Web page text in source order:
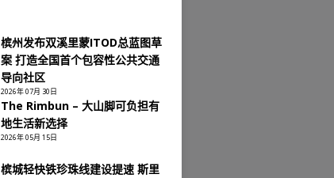
槟州发布双溪里蒙ITOD总蓝图草
案 打造全国首个包容性公共交通
导向社区
2026年 07月 30日
The Rimbun – 大山脚可负担有
地生活新选择
2026年 05月 15日
槟城轻快铁珍珠线建设提速 斯里